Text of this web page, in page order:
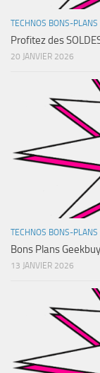
TECHNOS BONS-PLANS
Profitez des
20 JANVIER 2026
TECHNOS BONS-PLANS
Bons Plans
13 JANVIER 2026